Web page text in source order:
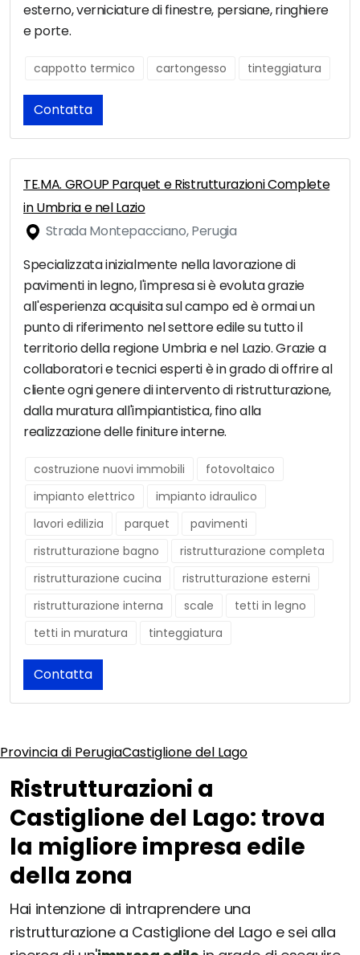
esterno, verniciature di finestre, persiane, ringhiere
e porte.
cappotto termico cartongesso tinteggiatura
Contatta
TE.MA. GROUP Parquet e Ristrutturazioni Complete
in Umbria e nel Lazio
Strada Montepacciano, Perugia
Specializzata inizialmente nella lavorazione di
pavimenti in legno, l'impresa si è evoluta grazie
all'esperienza acquisita sul campo ed è ormai un
punto di riferimento nel settore edile su tutto il
territorio della regione Umbria e nel Lazio. Grazie a
collaboratori e tecnici esperti è in grado di offrire al
cliente ogni genere di intervento di ristrutturazione,
dalla muratura all'impiantistica, fino alla
realizzazione delle finiture interne.
costruzione nuovi immobili
fotovoltaico
impianto elettrico
impianto idraulico
lavori edilizia
parquet
pavimenti
ristrutturazione bagno
ristrutturazione completa
ristrutturazione cucina
ristrutturazione esterni
ristrutturazione interna
scale
tetti in legno
tetti in muratura
tinteggiatura
Contatta
Provincia di PerugiaCastiglione del Lago
Ristrutturazioni a
Castiglione del Lago: trova
la migliore impresa edile
della zona
Hai intenzione di intraprendere una
ristrutturazione a Castiglione del Lago e sei alla